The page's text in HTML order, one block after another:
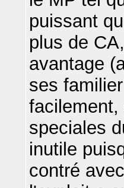
puissant
plus de
avantage
ses
speciales
inutile
contré